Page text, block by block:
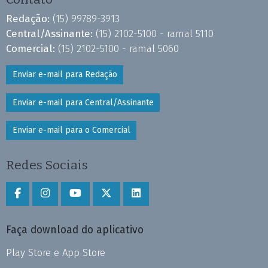
Redação: (15) 99789-3913
Central/Assinante: (15) 2102-5100 - ramal 5110
Comercial: (15) 2102-5100 - ramal 5060
Enviar e-mail para Redação
Enviar e-mail para Central/Assinante
Enviar e-mail para o Comercial
Redes Sociais
Faça download do aplicativo
Play Store e App Store